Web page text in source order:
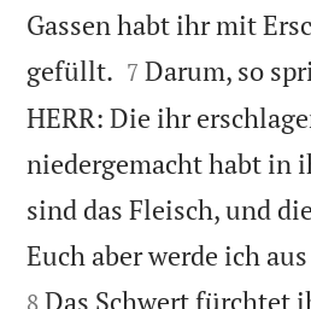
Gassen habt ihr mit
gefüllt. 

7 Darum, so
HERR: Die ihr
niedergemacht habt in
sind das Fleisch, und
Euch aber werde ich
8 Das Schwert fürchtet